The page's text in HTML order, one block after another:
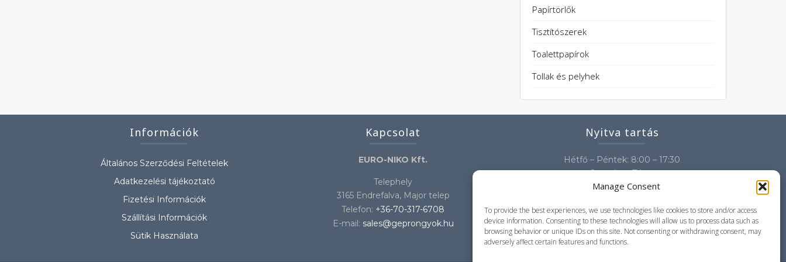
Manage Consent
To provide the best experiences, we use technologies like cookies to store and/or access
device information. Consenting to these technologies will allow us to process data such as
browsing behavior or unique IDs on this site. Not consenting or withdrawing consent, may
adversely affect certain features and functions.
Papírtörlők
Tisztítószerek
Toalettpapírok
Tollak és pelyhek
Információk
Általános Szerződési Feltételek
Adatkezelési tájékoztató
Fizetési Információk
Szállítási Információk
Sütik Használata
Kapcsolat
EURO-NIKO Kft.
Telephely
3165 Endrefalva, Major telep
Telefon: +36-70-317-6708
E-mail: sales@geprongyok.hu
Nyitva tartás
Hétfő – Péntek: 8:00 – 17:30
Szombat: Zárva
Vasárnap: Zárva